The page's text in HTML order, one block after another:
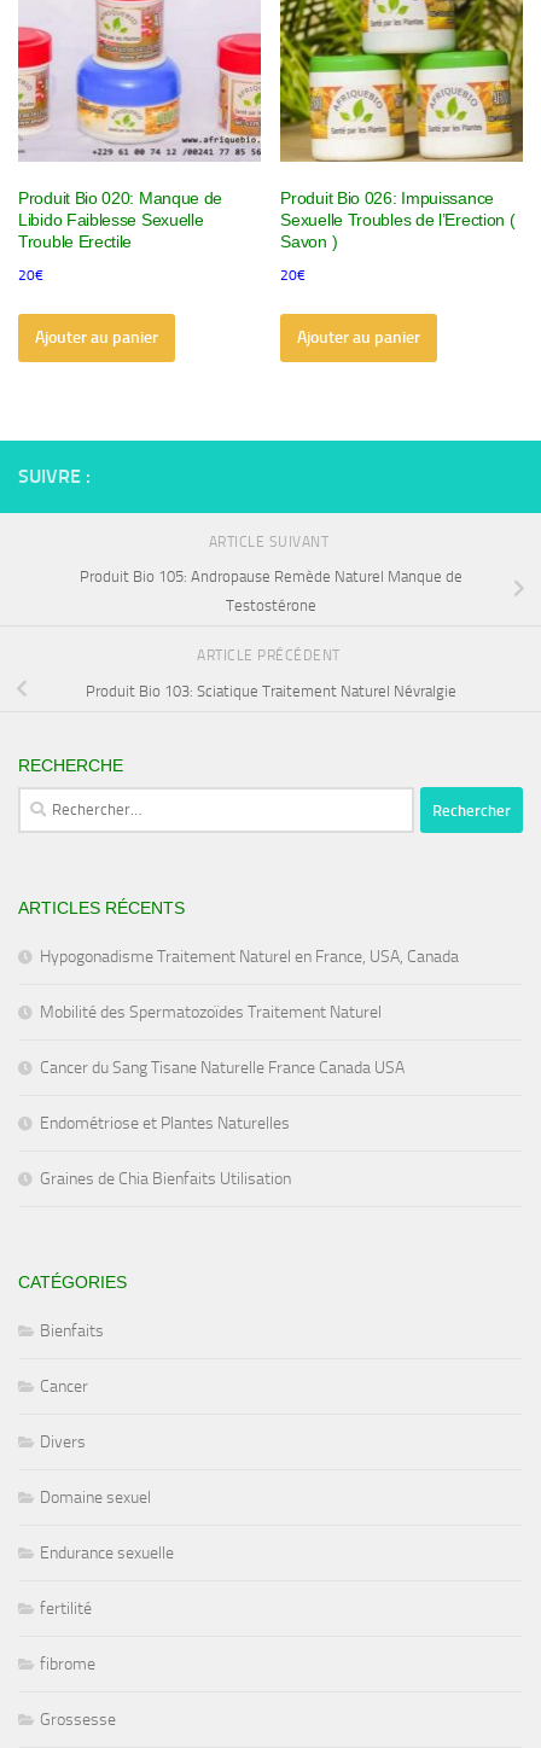
Produit Bio 020: Manque de
Libido Faiblesse Sexuelle
Trouble Erectile
20€
Ajouter au panier
Produit Bio 026: Impuissance
Sexuelle Troubles de l’Erection (
Savon )
20€
Ajouter au panier
SUIVRE :
ARTICLE SUIVANT
Produit Bio 105: Andropause Remède Naturel Manque de
Testostérone
ARTICLE PRÉCÉDENT
Produit Bio 103: Sciatique Traitement Naturel Névralgie
RECHERCHE
Rechercher :
ARTICLES RÉCENTS
Hypogonadisme Traitement Naturel en France, USA, Canada
Mobilité des Spermatozoïdes Traitement Naturel
Cancer du Sang Tisane Naturelle France Canada USA
Endométriose et Plantes Naturelles
Graines de Chia Bienfaits Utilisation
CATÉGORIES
Bienfaits
Cancer
Divers
Domaine sexuel
Endurance sexuelle
fertilité
fibrome
Grossesse